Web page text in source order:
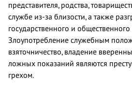
представителя, родства,
службе из-за близости, а также
государственного и
Злоупотребление служебным
взяточничество, владение
ложных показаний являются
грехом.